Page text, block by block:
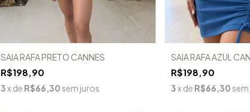
SAIA RAFA PRETO CANNES
R$198,90
3x de R$66,30 sem juros
SAIA RAFA AZUL
R$198,90
3x de R$66,30